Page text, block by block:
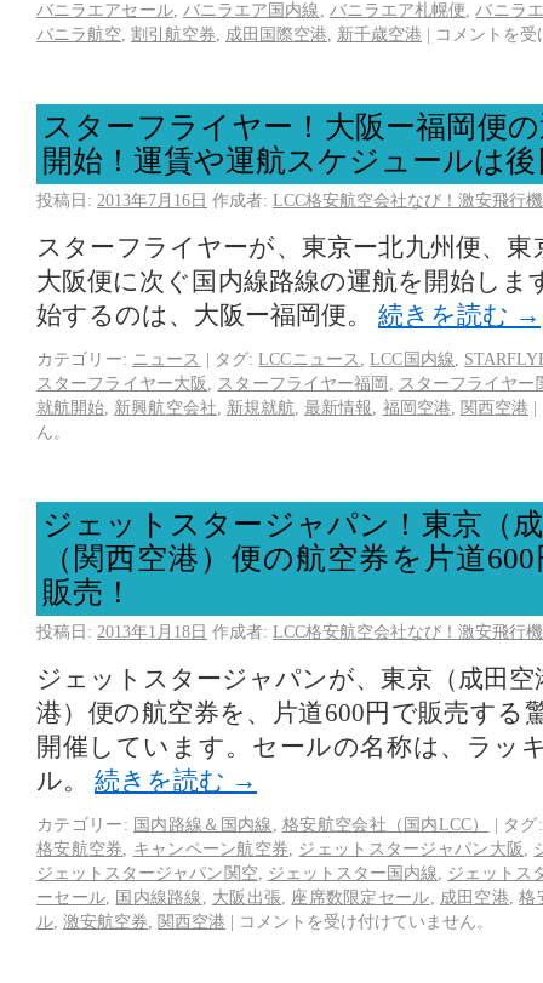
バニラエアセール, バニラエア国内線 バニラエア札幌便
バニラ
バニラ航空 割引航空券 成田国際空港 新千歳空港 | コメントを
スターフライヤー！大阪ー福岡便
開始！運賃や運航スケジュールは
投稿日: 2013年7月16日 作成者: LCC格安航空会社なび！激安飛行
スターフライヤーが、東京ー北九州便、東
大阪便に次ぐ国内線路線の運航を開始しま
始するのは、大阪ー福岡便。 続きを読む →
カテゴリー: ニュース | タグ: LCCニュース ,LCC国内線
スターフライヤー大阪
スターフライヤー福岡
スターフライヤー
就航開始 新興航空会社 新規就航 ,最新情報 福岡空港 関西空港 |
ん。
ジェットスタージャパン！東京（
（関西空港）便の航空券を片道
販売！
投稿日: 2013年1月18日 作成者: LCC格安航空会社なび！激安飛行
ジェットスタージャパンが、東京（成田
港）便の航空券を、片道600円で販売する
開催しています。セールの名称は、ラッ
ル。 続きを読む →
カテゴリー: 国内路線＆国内線 格安航空会社（国内LCC） | タグ:
格安航空券
キャンペーン航空券 ジェットスタージャパン大阪
ジェットスタージャパン関空
ジェットスター国内線
ジェットス
ーセール
国内線路線 大阪出張 座席数限定セール 成田空港 ,格
ル 激安航空券 関西空港 | コメントを受け付けていません。